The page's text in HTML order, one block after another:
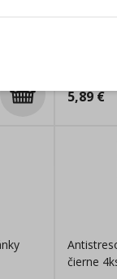
A4
5,89€
čierne